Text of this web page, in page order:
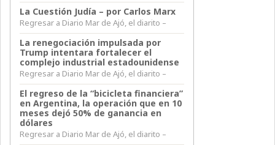
La Cuestión Judía – por Carlos Marx
Regresar a Diario Mar de Ajó, el diarito –
La renegociación impulsada por
Trump intentara fortalecer el
complejo industrial estadounidense
Regresar a Diario Mar de Ajó, el diarito –
El regreso de la “bicicleta financiera”
en Argentina, la operación que en 10
meses dejó 50% de ganancia en
dólares
Regresar a Diario Mar de Ajó, el diarito –